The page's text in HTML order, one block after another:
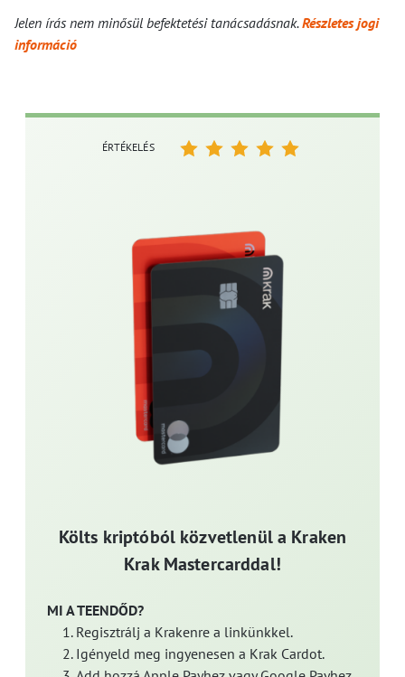
Jelen írás nem minősül befektetési tanácsadásnak.Részletes jogi
információ
Költs kriptóból közvetlenül a Kraken
Krak Mastercarddal!
MI A TEENDŐD?
Regisztrálj a Krakenre a linkünkkel.
Igényeld meg ingyenesen a Krak Cardot.
ÉRTÉKELÉS